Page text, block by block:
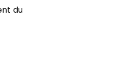
du